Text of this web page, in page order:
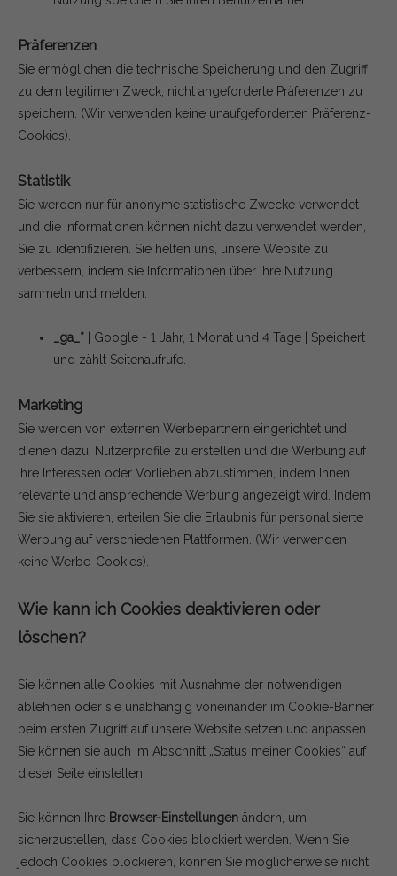
Präferenzen
Sie ermöglichen die technische Speicherung und den Zugriff
zu dem legitimen Zweck, nicht angeforderte Präferenzen zu
speichern. (Wir verwenden keine unaufgeforderten Präferenz-
Cookies).
Statistik
Sie werden nur für anonyme statistische Zwecke verwendet
und die Informationen können nicht dazu verwendet werden,
Sie zu identifizieren. Sie helfen uns, unsere Website zu
verbessern, indem sie Informationen über Ihre Nutzung
sammeln und melden.
_ga_* | Google - 1 Jahr, 1 Monat und 4 Tage | Speichert
und zählt Seitenaufrufe.
Marketing
Sie werden von externen Werbepartnern eingerichtet und
dienen dazu, Nutzerprofile zu erstellen und die Werbung auf
Ihre Interessen oder Vorlieben abzustimmen, indem Ihnen
relevante und ansprechende Werbung angezeigt wird. Indem
Sie sie aktivieren, erteilen Sie die Erlaubnis für personalisierte
Werbung auf verschiedenen Plattformen. (Wir verwenden
keine Werbe-Cookies).
Wie kann ich Cookies deaktivieren oder
löschen?
Sie können alle Cookies mit Ausnahme der notwendigen
ablehnen oder sie unabhängig voneinander im Cookie-Banner
beim ersten Zugriff auf unsere Website setzen und anpassen.
Sie können sie auch im Abschnitt „Status meiner Cookies“ auf
dieser Seite einstellen.
Sie können Ihre Browser-Einstellungen ändern, um
sicherzustellen, dass Cookies blockiert werden. Wenn Sie
jedoch Cookies blockieren, können Sie möglicherweise nicht